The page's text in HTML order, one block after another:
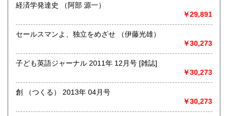
取り扱い分野
総記、哲学宗教、歴史、社会科学、自然科学、美術工芸、国
語国文、外国文学、古典籍、近代文献、趣味、外国書、サブ
カルチャー、古書一般（その他）
経済学発達史 （阿部 源一）
￥29,891
セールスマンよ、独立をめざせ （伊藤光雄）
￥30,273
子ども英語ジャーナル 2011年 12月号 [雑誌]
￥30,273
創 （つくる） 2013年 04月号
￥30,273